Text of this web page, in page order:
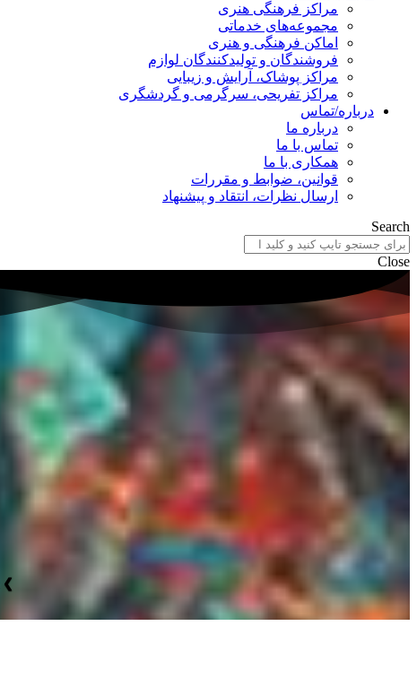
مراکز فرهنگی هنری
مجموعه‌های خدماتی
اماکن فرهنگی و هنری
فروشندگان و تولیدکنندگان لوازم
مراکز پوشاک، آرایش و زیبایی
مراکز تفریحی، سرگرمی و گردشگری
درباره/تماس
درباره ما
تماس با ما
همکاری با ما
قوانین، ضوابط و مقررات
ارسال نظرات، انتقاد و پیشنهاد
Search
Close
❯